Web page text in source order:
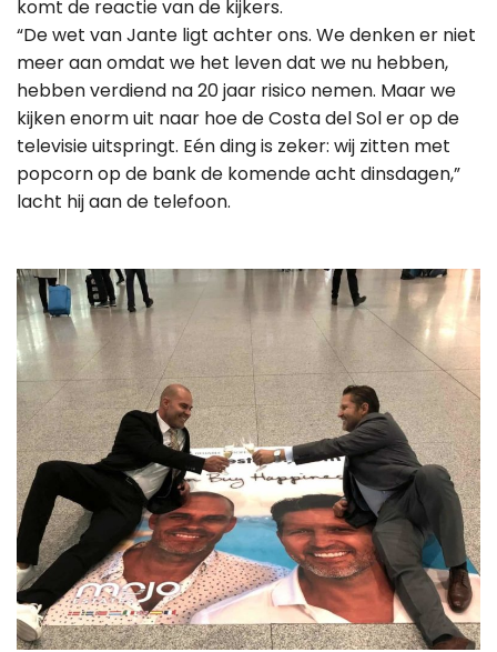
komt de reactie van de kijkers.
“De wet van Jante ligt achter ons. We denken er niet
meer aan omdat we het leven dat we nu hebben,
hebben verdiend na 20 jaar risico nemen. Maar we
kijken enorm uit naar hoe de Costa del Sol er op de
televisie uitspringt. Eén ding is zeker: wij zitten met
popcorn op de bank de komende acht dinsdagen,”
lacht hij aan de telefoon.